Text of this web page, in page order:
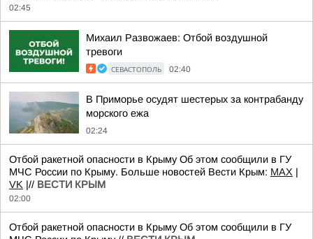
02:45
Михаил Развожаев: Отбой воздушной
тревоги
СЕВАСТОПОЛЬ 02:40
В Приморье осудят шестерых за контрабанду
морского ежа
02:24
Отбой ракетной опасности в Крыму Об этом сообщили в ГУ
МЧС России по Крыму. Больше новостей Вести Крым: MAX |
VK |// ВЕСТИ КРЫМ
02:00
Отбой ракетной опасности в Крыму Об этом сообщили в ГУ